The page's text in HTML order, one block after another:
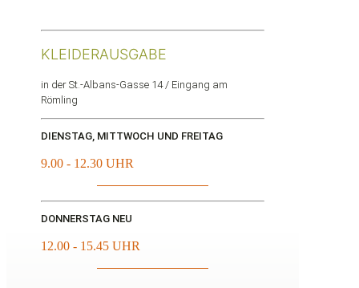
KLEIDERAUSGABE
in der St.-Albans-Gasse 14 / Eingang am
Römling
DIENSTAG, MITTWOCH UND FREITAG
9.00 - 12.30 UHR
DONNERSTAG NEU
12.00 - 15.45 UHR